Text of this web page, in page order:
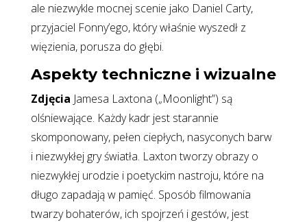
ale niezwykle mocnej scenie jako Daniel Carty,
przyjaciel Fonny’ego, który właśnie wyszedł z
więzienia, porusza do głębi.
Aspekty techniczne i wizualne
Zdjęcia Jamesa Laxtona („Moonlight”) są
olśniewające. Każdy kadr jest starannie
skomponowany, pełen ciepłych, nasyconych barw
i niezwykłej gry światła. Laxton tworzy obrazy o
niezwykłej urodzie i poetyckim nastroju, które na
długo zapadają w pamięć. Sposób filmowania
twarzy bohaterów, ich spojrzeń i gestów, jest